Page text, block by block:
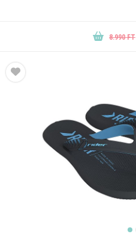
8.990 FT